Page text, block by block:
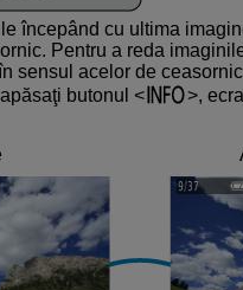
începând cu ultima
Pentru a reda
sensul acelor de
butonul
,